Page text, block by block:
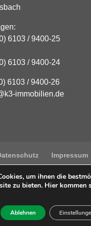
6103 / 9400-25
6103 / 9400-24
6103 / 9400-26
immobilien.de
Impressum
2021 Umsetzung
um ihnen die
zu bieten. Hier kommen
Ablehnen